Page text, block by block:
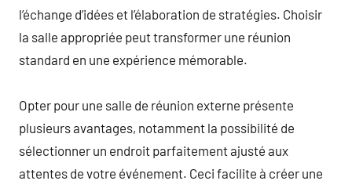
l’échange d’idées et l’élaboration de stratégies. Choisir
la salle appropriée peut transformer une réunion
standard en une expérience mémorable.
Opter pour une salle de réunion externe présente
plusieurs avantages, notamment la possibilité de
sélectionner un endroit parfaitement ajusté aux
attentes de votre événement. Ceci facilite à créer une